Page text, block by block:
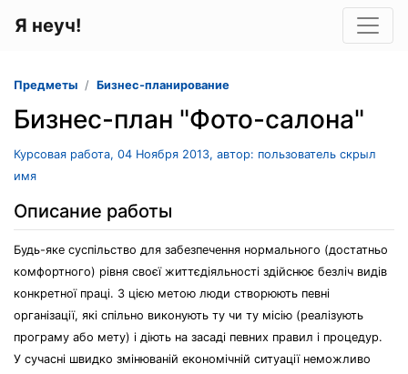
Я неуч!
Предметы Бизнес-планирование
Бизнес-план "Фото-салона"
Курсовая работа, 04 Ноября 2013, автор: пользователь скрыл
имя
Описание работы
Будь-яке суспільство для забезпечення нормального (достатньо
комфортного) рівня своєї життєдіяльності здійснює безліч видів
конкретної праці. З цією метою люди створюють певні
організації, які спільно виконують ту чи ту місію (реалізують
програму або мету) і діють на засаді певних правил і процедур.
У сучасні швидко змінюваній економічній ситуації неможливо